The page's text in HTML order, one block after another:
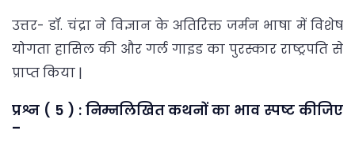
उत्तर- डॉ. चंद्रा ने विज्ञान के अतिरिक्त जर्मन भाषा में विशेष
योगता हासिल की और गर्ल गाइड का पुरस्कार राष्ट्रपति से
प्राप्त किया |
प्रश्न ( 5 ) : निम्नलिखित कथनों का भाव स्पष्ट कीजिए
–